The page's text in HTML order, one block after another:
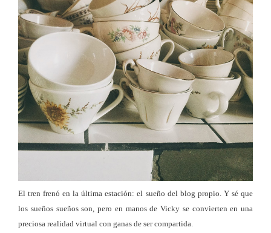
El tren frenó en la última estación: el sueño del blog propio. Y sé que
los sueños sueños son, pero en manos de Vicky se convierten en una
preciosa realidad virtual con ganas de ser compartida.